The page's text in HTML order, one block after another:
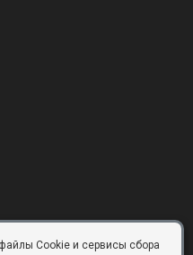
офис 3
Cookie и сервисы сбора